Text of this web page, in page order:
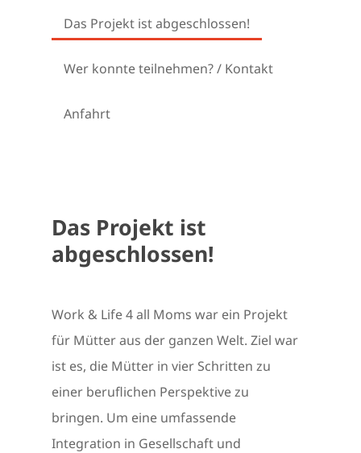
Das Projekt ist abgeschlossen!
Wer konnte teilnehmen? / Kontakt
Anfahrt
Das Projekt ist
abgeschlossen!
Work & Life 4 all Moms war ein Projekt
für Mütter aus der ganzen Welt. Ziel war
ist es, die Mütter in vier Schritten zu
einer beruflichen Perspektive zu
bringen. Um eine umfassende
Integration in Gesellschaft und